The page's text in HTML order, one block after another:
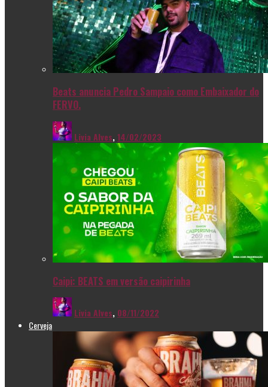
Beats anuncia Pedro Sampaio como Embaixador do
FERVO.
Livia Alves,14/02/2023
Caipi: BEATS em versão caipirinha
Livia Alves, 08/11/2022
Cerveja